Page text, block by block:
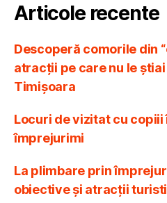
Articole recente
Descoperă comorile din
atracții pe care nu le
Timișoara
Locuri de vizitat cu copiii
împrejurimi
La plimbare prin
obiective și atracții